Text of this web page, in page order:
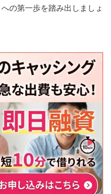
の第一歩を踏み出しましょ